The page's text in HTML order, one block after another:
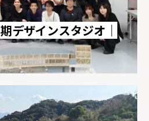
DATABASE
TWITTER
デザインスタジオ｜